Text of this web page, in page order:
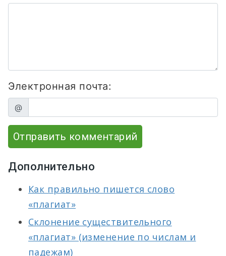
Электронная почта:
@
Отправить комментарий
Дополнительно
Как правильно пишется слово
«плагиат»
Склонение существительного
«плагиат» (изменение по числам и
падежам)